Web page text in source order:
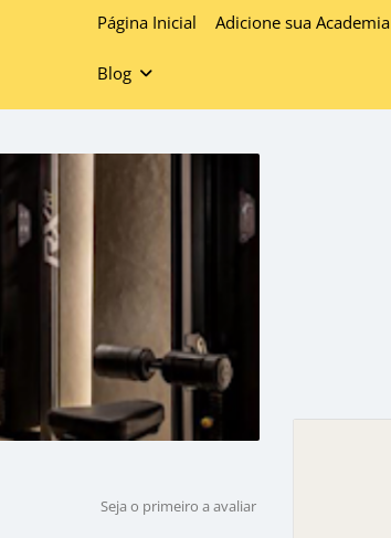
Página Inicial Adicione sua Academia
Blog
Seja o primeiro a avaliar